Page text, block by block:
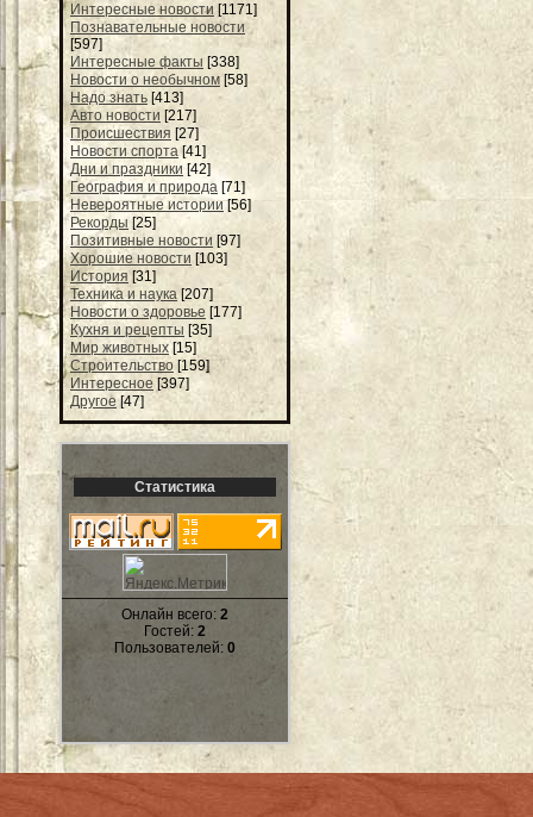
Интересные новости [1171]
Познавательные новости
[597]
Интересные факты [338]
Новости о необычном [58]
Надо знать [413]
Авто новости [217]
Происшествия [27]
Новости спорта [41]
Дни и праздники [42]
География и природа [71]
Невероятные истории [56]
Рекорды [25]
Позитивные новости [97]
Хорошие новости [103]
История [31]
Техника и наука [207]
Новости о здоровье [177]
Кухня и рецепты [35]
Мир животных [15]
Строительство [159]
Интересное [397]
Другое [47]
Статистика
Онлайн всего: 2
Гостей: 2
Пользователей: 0